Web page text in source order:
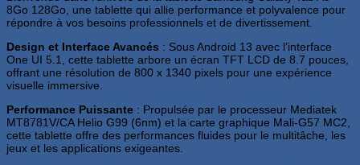
8Go 128Go, une tablette qui allie performance et polyvalence pour
répondre à vos besoins professionnels et de divertissement.
Design et Interface Avancés : Sous Android 13 avec l’interface
One UI 5.1, cette tablette arbore un écran TFT LCD de 8.7 pouces,
offrant une résolution de 800 x 1340 pixels pour une expérience
visuelle immersive.
Performance Puissante : Propulsée par le processeur Mediatek
MT8781V/CA Helio G99 (6nm) et la carte graphique Mali-G57 MC2,
cette tablette offre des performances fluides pour le multitâche, les
jeux et les applications exigeantes.